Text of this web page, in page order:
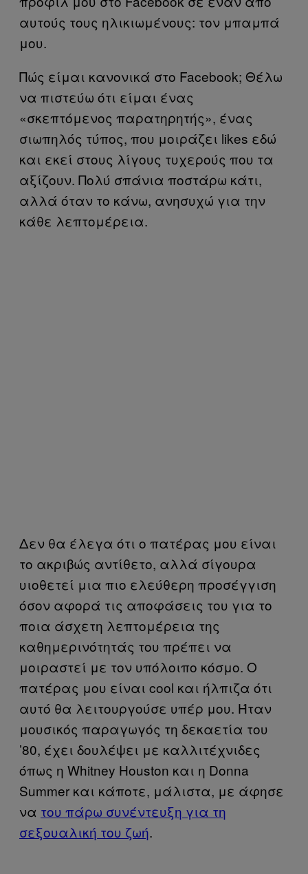
αυτούς τους ηλικιωμένους: τον μπαμπά
μου.
Πώς είμαι κανονικά στο Facebook; Θέλω
να πιστεύω ότι είμαι ένας
«σκεπτόμενος παρατηρητής», ένας
σιωπηλός τύπος, που μοιράζει likes εδώ
και εκεί στους λίγους τυχερούς που τα
αξίζουν. Πολύ σπάνια ποστάρω κάτι,
αλλά όταν το κάνω, ανησυχώ για την
κάθε λεπτομέρεια.
Δεν θα έλεγα ότι ο πατέρας μου είναι
το ακριβώς αντίθετο, αλλά σίγουρα
υιοθετεί μια πιο ελεύθερη προσέγγιση
όσον αφορά τις αποφάσεις του για το
ποια άσχετη λεπτομέρεια της
καθημερινότητάς του πρέπει να
μοιραστεί με τον υπόλοιπο κόσμο. Ο
πατέρας μου είναι cool και ήλπιζα ότι
αυτό θα λειτουργούσε υπέρ μου. Ήταν
μουσικός παραγωγός τη δεκαετία του
’80, έχει δουλέψει με καλλιτέχνιδες
όπως η Whitney Houston και η Donna
Summer και κάποτε, μάλιστα, με άφησε
να του πάρω συνέντευξη για τη
σεξουαλική του ζωή.